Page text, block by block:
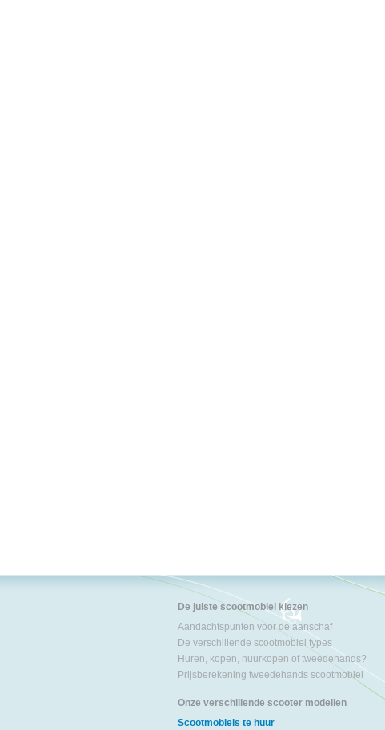
De juiste scootmobiel kiezen
Aandachtspunten voor de aanschaf
De verschillende scootmobiel types
Huren, kopen, huurkopen of tweedehands?
Prijsberekening tweedehands scootmobiel
Onze verschillende scooter modellen
Scootmobiels te huur